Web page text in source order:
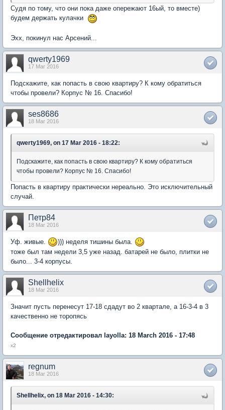
Судя по тому, что они пока даже опережают 16ый, то вместе)
будем держать кулачки
Эхх, покинул нас Арсений...
qwerty1969
17 Mar 2016
Подскажите, как попасть в свою квартиру? К кому обратиться
чтобы провели? Корпус № 16. Спасибо!
ses8686
18 Mar 2016
qwerty1969, on 17 Mar 2016 - 18:22:
Подскажите, как попасть в свою квартиру? К кому обратиться
чтобы провели? Корпус № 16. Спасибо!
Попасть в квартиру практически нереально. Это исключительный
случай.
Петр84
18 Mar 2016
Уф. живые.
))) неделя тишины была.
тоже был там недели 3,5 уже назад. батарей не было, плитки не
было... 3-4 корпусы.
Shellhelix
18 Mar 2016
Значит пусть перенесут 17-18 сдадут во 2 квартале, а 16-3-4 в 3
качественно не торопясь
Сообщение отредактировал layolla: 18 March 2016 - 17:48
х2
regnum
18 Mar 2016
Shellhelix, on 18 Mar 2016 - 14:30: